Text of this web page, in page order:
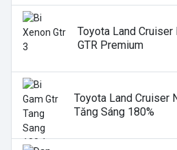
Toyota Land Cruiser
GTR Premium
Toyota Land Cruiser
Tăng Sáng 180%